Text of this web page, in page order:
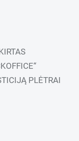
PLĖTRAI